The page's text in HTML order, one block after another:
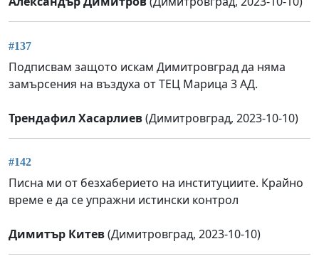
#137
Подписвам защото искам Димитровград да няма
замърсения на въздуха от ТЕЦ Марица 3 АД.
Трендафил Хасарлиев(Димитровград, 2023-10-10)
#142
Писна ми от безхаберието на институциите. Крайно
време е да се упражни истински контрол
Димитър Китев(Димитровград, 2023-10-10)